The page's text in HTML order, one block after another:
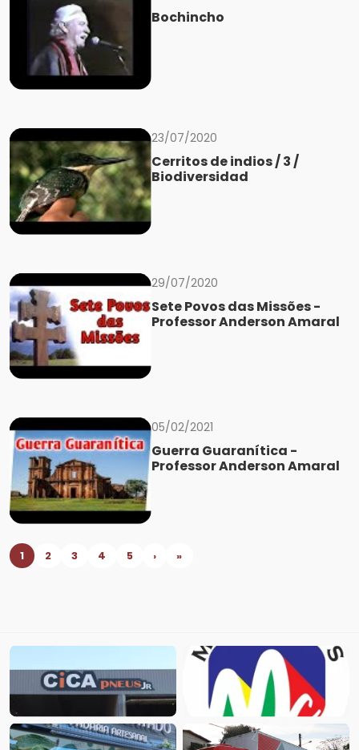
Bochincho
23/07/2020
Cerritos de indios / 3 /
Biodiversidad
29/07/2020
Sete Povos das Missões -
Professor Anderson Amaral
05/02/2021
Guerra Guaranítica -
Professor Anderson Amaral
1 2 3 4 5 › »